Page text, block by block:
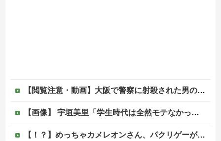
【閲覧注意・動画】大阪で警察に射殺された男の動画、エグい 撃たれてから叫びながら苦しみもがいて死ぬ
【画像】 宇垣美里「学生時代は全然モテなかったです」←これほんまかぁ？w w w w w w w w
【！？】めっちゃカメレオンさん、パクリゲーがスイッチに登場してしまうｗｗｗｗｗｗｗｗｗｗ